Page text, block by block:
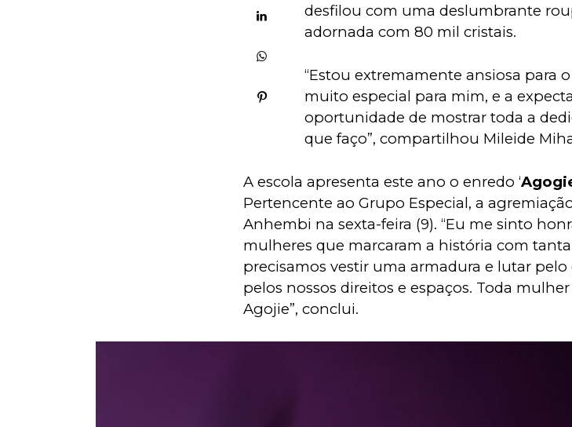
desfilou com uma deslumbrante
adornada com 80 mil cristais.
“Estou extremamente ansiosa para o
muito especial para mim, e a
oportunidade de mostrar toda a
que faço”, compartilhou Mileide
A escola apresenta este ano o enredo ‘
Pertencente ao Grupo Especial, a
Anhembi na sexta-feira (9). “Eu me sinto
mulheres que marcaram a história com
precisamos vestir uma armadura e lutar
pelos nossos direitos e espaços. Toda
Agojie”, conclui.